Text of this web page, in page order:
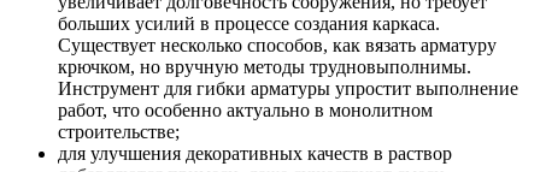
больших усилий в процессе создания каркаса.
Существует несколько способов, как вязать арматуру
крючком, но вручную методы трудновыполнимы.
Инструмент для гибки арматуры упростит выполнение
работ, что особенно актуально в монолитном
строительстве;
для улучшения декоративных качеств в раствор